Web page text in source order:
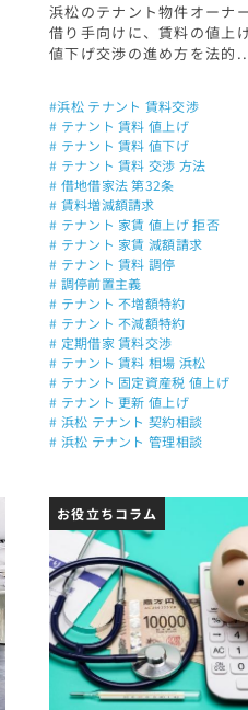
浜松のテナント物件オーナ
借り手向けに、賃料の値上
値下げ交渉の進め方を法的
#浜松 テナント 賃料交渉
# テナント 賃料 値上げ
# テナント 賃料 値下げ
# テナント 賃料 交渉 方法
# 借地借家法 第32条
# 賃料増減額請求
# テナント 家賃 値上げ 拒否
# テナント 家賃 減額請求
# テナント 賃料 調停
# 調停前置主義
# テナント 不増額特約
# テナント 不減額特約
# 定期借家 賃料交渉
# テナント 賃料 相場 浜松
# テナント 固定資産税 値上げ
# テナント 更新 値上げ
# 浜松 テナント 契約相談
# 浜松 テナント 管理相談
お役立ちコラム